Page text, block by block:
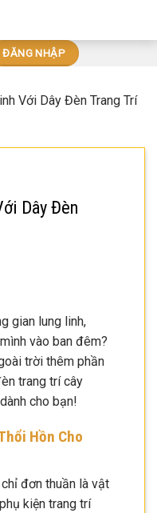
ĐĂNG NHẬP
Với Dây Đèn Trang Trí
Dây Đèn
gian lung linh,
vào ban đêm?
trời thêm phần
trang trí cây
cho bạn!
Hồn Cho
đơn thuần là vật
kiện trang trí